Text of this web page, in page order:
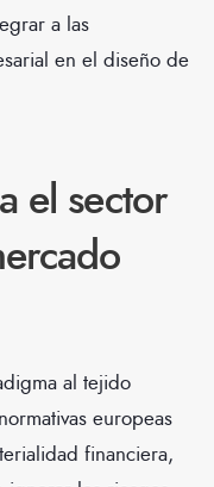
a las
en el diseño de
el sector
al tejido
europeas
financiera,